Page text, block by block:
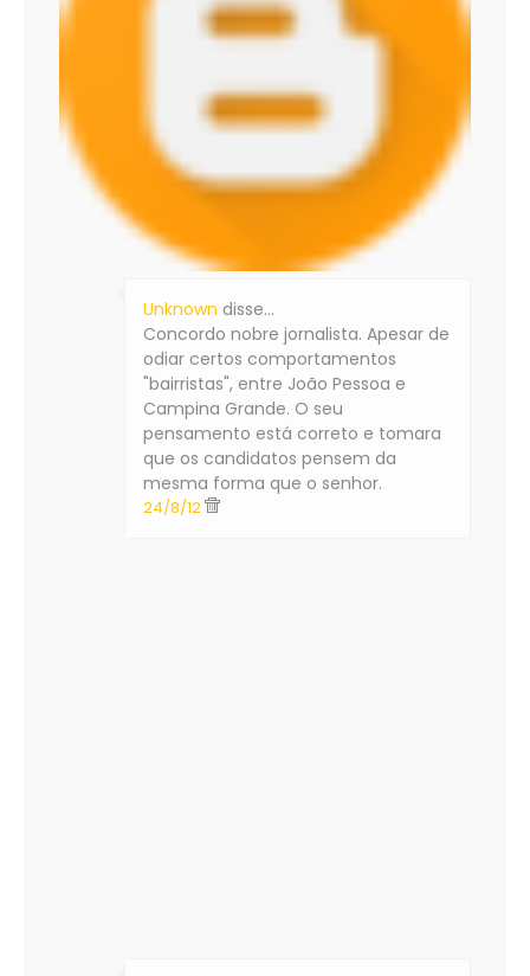
Unknown disse…
Concordo nobre jornalista. Apesar de
odiar certos comportamentos
"bairristas", entre João Pessoa e
Campina Grande. O seu
pensamento está correto e tomara
que os candidatos pensem da
mesma forma que o senhor.
24/8/12